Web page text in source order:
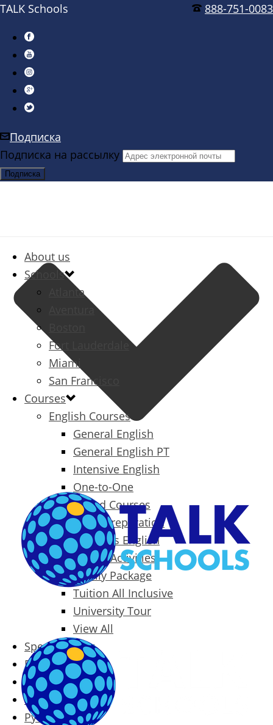
888-751-0083
TALK Schools
Подписка
Подписка на рассылку
About us
Schools
Atlanta
Aventura
Fort Lauderdale
Miami
San Francisco
Courses
English Courses
General English
General English PT
Intensive English
One-to-One
Specialized Courses
Exam Preparation
Business English
Packages & Activities
Family Package
Tuition All Inclusive
University Tour
View All
Special Offers
Prices
Blog
Contact
Русский